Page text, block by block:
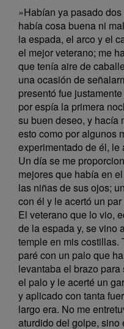
»Habían ya pasado
había cosa buena ni
la espada, el arco y el
el mejor veterano; me
que tenía aire de
una ocasión de
presentó fue
por espía la primera
su buen deseo, y hacía
esto como por algunos
experimentado de él,
Un día se me
mejores que había en
las niñas de sus ojos;
con él y le acertó un
El veterano que lo vio,
de la espada y, se vino
temple en mis costillas.
paré con un palo que
levantaba el brazo
el palo y le acerté un
y aplicado con tanta
largo era. No me
aturdido del golpe,